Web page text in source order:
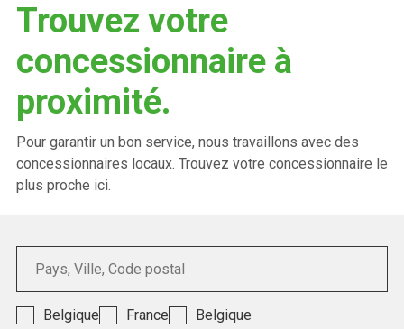
Trouvez votre
concessionnaire à
proximité.
Pour garantir un bon service, nous travaillons avec des
concessionnaires locaux. Trouvez votre concessionnaire le
plus proche ici.
Belgique France Belgique